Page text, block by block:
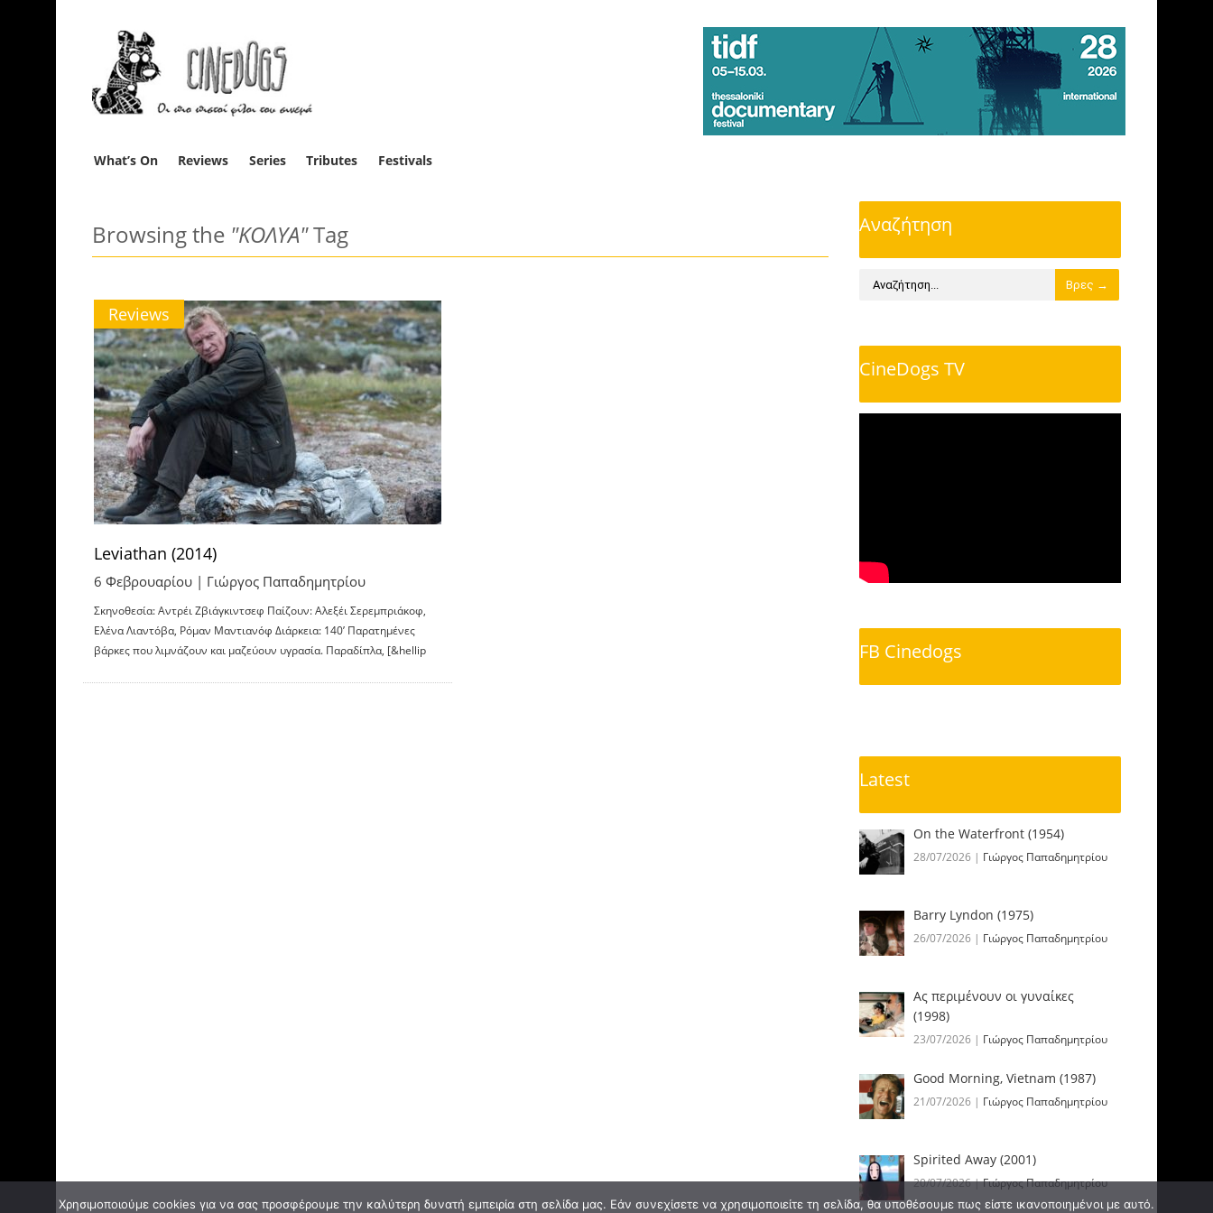
What’s On Reviews Series Tributes Festivals
Browsing the "ΚΟΛΥΑ"Tag
Reviews
Leviathan (2014)
6 Φεβρουαρίου | Γιώργος Παπαδημητρίου
Σκηνοθεσία: Αντρέι Ζβιάγκιντσεφ Παίζουν: Αλεξέι Σερεμπριάκοφ,
Ελένα Λιαντόβα, Ρόμαν Μαντιανόφ Διάρκεια: 140’ Παρατημένες
βάρκες που λιμνάζουν και μαζεύουν υγρασία. Παραδίπλα, [&hellip
Αναζήτηση
CineDogs TV
FB Cinedogs
Latest
On the Waterfront (1954)
28/07/2026 | Γιώργος Παπαδημητρίου
Barry Lyndon (1975)
26/07/2026 | Γιώργος Παπαδημητρίου
Ας περιμένουν οι γυναίκες
(1998)
23/07/2026 | Γιώργος Παπαδημητρίου
Good Morning, Vietnam (1987)
21/07/2026 | Γιώργος Παπαδημητρίου
Spirited Away (2001)
20/07/2026|Γιώργος Παπαδημητρίου
Χρησιμοποιούμε cookies για να σας προσφέρουμε την καλύτερη δυνατή εμπειρία στη σελίδα μας. Εάν συνεχίσετε να χρησιμοποιείτε τη σελίδα, θα υποθέσουμε πως είστε ικανοποιημένοι με αυτό.